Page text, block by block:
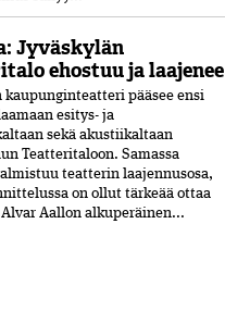
Jyväskylän
ehostuu ja laajenee
kaupunginteatteri pääsee ensi
esitys- ja
sekä akustiikaltaan
Teatteritaloon. Samassa
teatterin laajennusosa,
on ollut tärkeää ottaa
Aallon alkuperäinen...